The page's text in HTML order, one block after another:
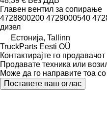
Главен вентил за сопирање
4728800200 4729000540
дизел
Естонија, Tallinn
TruckParts Eesti OÜ
Контактирајте го продавачот
Продавате техника или
Може да го направите тоа со
Поставете ваш оглас